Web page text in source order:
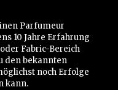
Parfumeur
10 Jahre Erfahrung
Fabric-Bereich
den bekannten
noch Erfolge
kann.